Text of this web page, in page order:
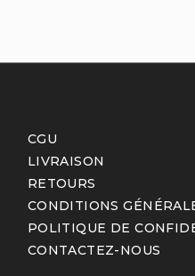
CGU
LIVRAISON
RETOURS
CONDITIONS
POLITIQUE DE
CONTACTEZ-NOUS